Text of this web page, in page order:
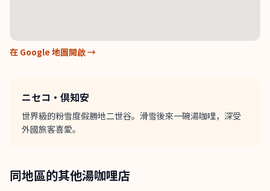
在 Google 地圖開啟 →
ニセコ・倶知安
世界級的粉雪度假勝地二世谷。滑雪後來一碗湯咖哩，深受
外國旅客喜愛。
同地區的其他湯咖哩店